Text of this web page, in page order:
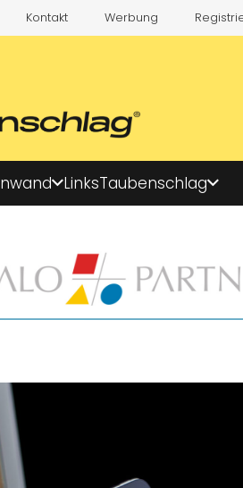
Kontakt Werbung
LinksTaubenschlag